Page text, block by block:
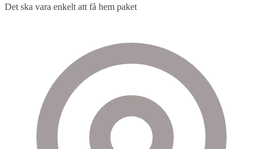
Det ska vara enkelt att få hem paket